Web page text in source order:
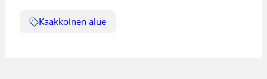
Kaakkoinen alue